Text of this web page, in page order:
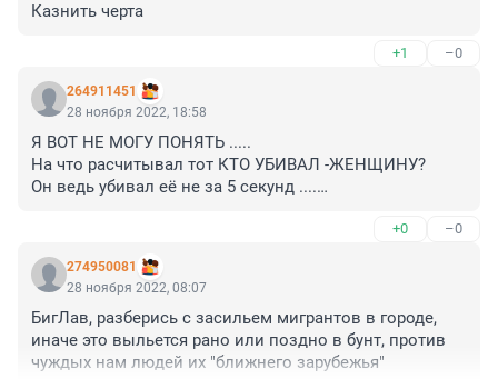
Казнить черта
+1 –0
264911451
28 ноября 2022, 18:58
Я ВОТ НЕ МОГУ ПОНЯТЬ .....
На что расчитывал тот КТО УБИВАЛ -ЖЕНЩИНУ?
Он ведь убивал её не за 5 секунд ....
Смысл содеяного убийства ?
И ЗАЧЕМ САМА ПОТЕРПЕВШАЯ к нему пришла -
НОЧЬЮ ?
+0 –0
274950081
28 ноября 2022, 08:07
БигЛав, разберись с засильем мигрантов в городе,
иначе это выльется рано или поздно в бунт, против
чуждых нам людей их "ближнего зарубежья"